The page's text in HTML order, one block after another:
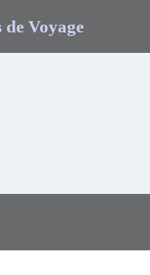
de Voyage